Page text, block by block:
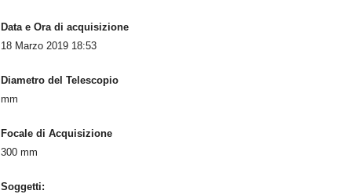
Data e Ora di acquisizione
18 Marzo 2019 18:53
Diametro del Telescopio
mm
Focale di Acquisizione
300 mm
Soggetti: